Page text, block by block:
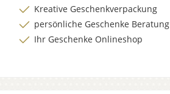
Kreative Geschenkverpackung
persönliche Geschenke Beratung
Ihr Geschenke Onlineshop